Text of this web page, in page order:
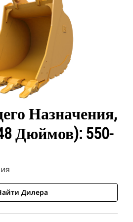
Назначения,
Дюймов): 550-
Дилера